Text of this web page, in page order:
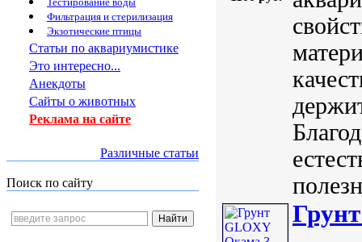
Фильтрация и стерилизация
Экзотические птицы
Статьи по аквариумистике
Это интересно...
Анекдоты
Сайты о животных
Реклама на сайте
Различные статьи
Поиск по сайту